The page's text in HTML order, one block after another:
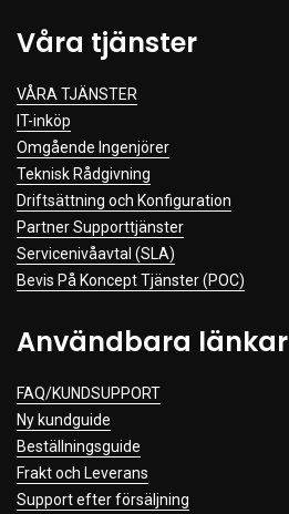
Våra tjänster
VÅRA TJÄNSTER
IT-inköp
Omgående Ingenjörer
Teknisk Rådgivning
Driftsättning och Konfiguration
Partner Supporttjänster
Servicenivåavtal (SLA)
Bevis På Koncept Tjänster (POC)
Användbara länkar
FAQ/KUNDSUPPORT
Ny kundguide
Beställningsguide
Frakt och Leverans
Support efter försäljning